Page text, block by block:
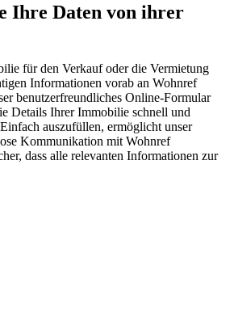
Ihre Daten von ihrer
für den Verkauf oder die Vermietung
Informationen vorab an Wohnref
benutzerfreundliches Online-Formular
Details Ihrer Immobilie schnell und
auszufüllen, ermöglicht unser
Kommunikation mit Wohnref
dass alle relevanten Informationen zur